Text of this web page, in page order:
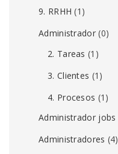
9. RRHH (1)
Administrador(0)
2. Tareas (1)
3. Clientes (1)
4. Procesos (1)
Administrador jobs
Administradores (4)